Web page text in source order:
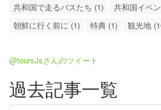
共和国で走るバスたち (1)
共和国イベ
朝鮮に行く前に (1)
特典 (1) 観光地
@toursJsさんのツイート
過去記事一覧